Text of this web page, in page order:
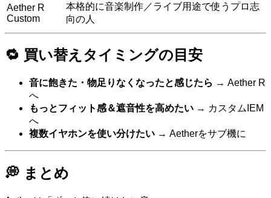
Aether R
Custom
本格的に音楽制作／ライブ用途で使うプロ志
向の人
🔁 買い替えタイミングの目安
音に飽きた・物足りなくなったと感じたら → Aether R
へ
もっとフィット感＆遮音性を高めたい → カスタムIEM
へ
複数イヤホンを使い分けたい → Aetherをサブ機に
💭 まとめ